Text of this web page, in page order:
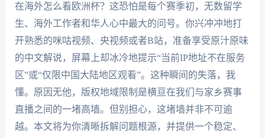
在海外怎么看欧洲杯？这恐怕是每个赛季初，无数留学
生、海外工作者和华人心中最大的问号。你兴冲冲地打
开熟悉的咪咕视频、央视频或者B站，准备享受原汁原味
的中文解说，屏幕上却冰冷地提示“当前IP地址不在服务
区”或“仅限中国大陆地区观看”。这种瞬间的失落，我
懂。原因无他，版权地域限制是横亘在我们与家乡赛事
直播之间的一堵高墙。但别担心，这堵墙并非不可逾
越。本文将为你清晰拆解问题根源，并提供一个稳定、